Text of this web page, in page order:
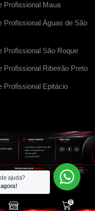
Profissional Maua
Profissional Águas de São
Profissional São Roque
Profissional Ribeirão Preto
Profissional Epitácio
0
ajuda?